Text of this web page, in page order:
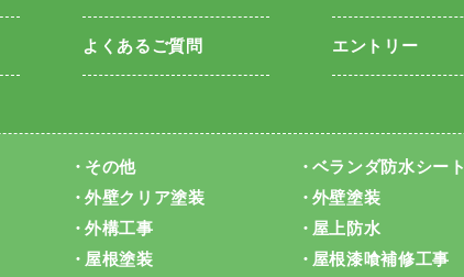
よくあるご質問 エントリー
その他 ベランダ防水シート
外壁クリア塗装 外壁塗装
外構工事 屋上防水
屋根塗装 屋根漆喰補修工事